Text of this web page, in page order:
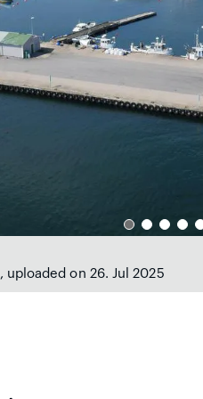
, uploaded on 26. Jul 2025